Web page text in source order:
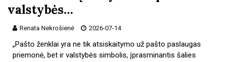
valstybės…
Renata Nekrošienė 2026-07-14
„Pašto ženklai yra ne tik atsiskaitymo už pašto paslaugas
priemonė, bet ir valstybės simbolis, įprasminantis šalies